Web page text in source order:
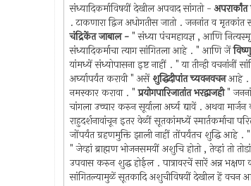
संध्यादिकर्माविषयीं देखील अपवाद सांगतो -
. टाकणारा द्विज अधोगतीस जातो . जननांत व मृतकांत
चंद्रिकेंत जाबाल -" संध्या पंचमहायज्ञ , आणि
संध्यादिकर्माचा त्याग सांगितला आहे . " आणि जें
यांमध्यें संध्योपासना इष्ट नाहीं . " या तीन्ही
अर्घ्यापर्यंत करावी " असेंशुद्धिदीपांत च्यवनवचनआहे .
नमस्कार करावा . "प्रयोगपारिजातांत भरद्वाजही"
चांगला उच्चार करुन सूर्याला अर्घ्य द्यावें . अथवा
राहुदर्शनावांचून इतर वेळीं सूतकांमध्यें स्मार्तकर्माचा
जोंपर्यंत ग्रहणमुक्ति झाली नाहीं तोंपर्यंतच शुद्धि आहे .
" जेव्हां ब्राह्मण भोजनसमयीं अशुचि होतो , तेव्हां तो
उपवास करुन शुद्ध होईल . पात्रावरचें सारें अन्न
सांगितल्यामुळें सूतकादि अशुचीविषयीं देखील हें